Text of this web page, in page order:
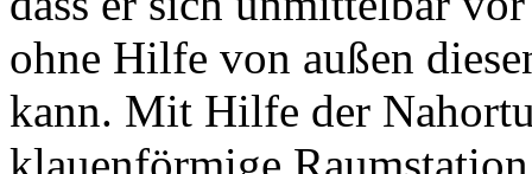
ohne Hilfe von außen
kann. Mit Hilfe der
klauenförmige